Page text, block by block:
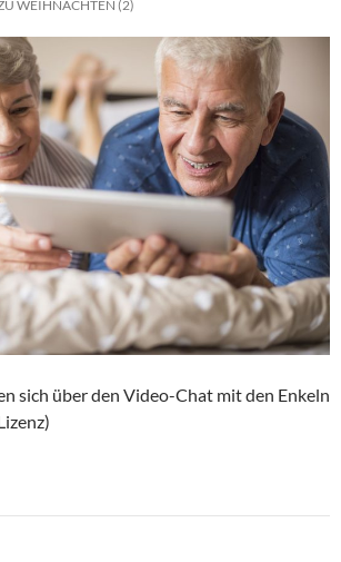
WEIHNACHTEN (2)
sich über den Video-Chat mit den Enkeln